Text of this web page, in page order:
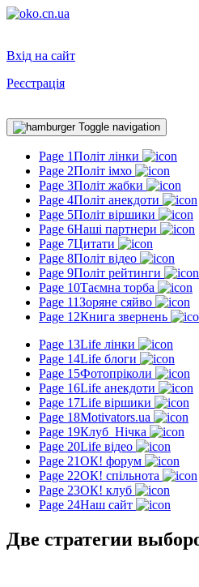
Вхід на сайт
Реєстрація
Toggle navigation
Page 1Політ лінки
Page 2Політ імхо
Page 3Політ жабки
Page 4Політ анекдоти
Page 5Політ віршики
Page 6Наші партнери
Page 7Цитати
Page 8Політ відео
Page 9Політ рейтинги
Page 10Таємна торба
Page 11Зоряне сяйво
Page 12Книга звернень
Page 13Life лінки
Page 14Life блоги
Page 15Фотопріколи
Page 16Life анекдоти
Page 17Life віршики
Page 18Motivators.ua
Page 19Клуб_Нічка
Page 20Life відео
Page 21ОК! форум
Page 22ОК! спільнота
Page 23ОК! клуб
Page 24Наш сайт
Две стратегии